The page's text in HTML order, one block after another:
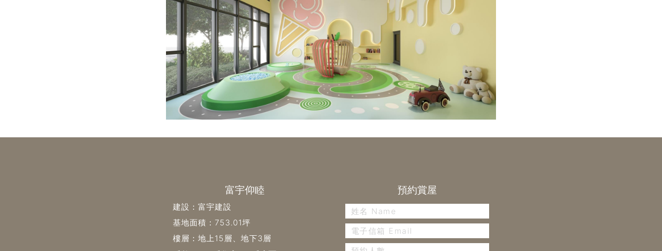
富宇仰睦
建設：富宇建設
基地面積：753.01坪
樓層：地上15層、地下3層
預約賞屋